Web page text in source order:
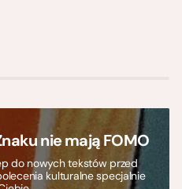
nie mają FOMO
do nowych tekstów przed
kulturalne specjalnie